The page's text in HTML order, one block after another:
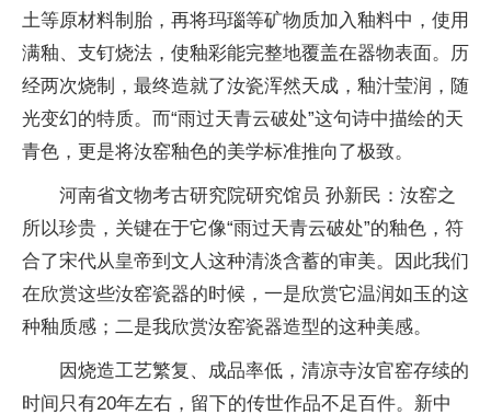
土等原材料制胎，再将玛瑙等矿物质加入釉料中，使用
满釉、支钉烧法，使釉彩能完整地覆盖在器物表面。历
经两次烧制，最终造就了汝瓷浑然天成，釉汁莹润，随
光变幻的特质。而“雨过天青云破处”这句诗中描绘的天
青色，更是将汝窑釉色的美学标准推向了极致。
河南省文物考古研究院研究馆员 孙新民：汝窑之
所以珍贵，关键在于它像“雨过天青云破处”的釉色，符
合了宋代从皇帝到文人这种清淡含蓄的审美。因此我们
在欣赏这些汝窑瓷器的时候，一是欣赏它温润如玉的这
种釉质感；二是我欣赏汝窑瓷器造型的这种美感。
因烧造工艺繁复、成品率低，清凉寺汝官窑存续的
时间只有20年左右，留下的传世作品不足百件。新中